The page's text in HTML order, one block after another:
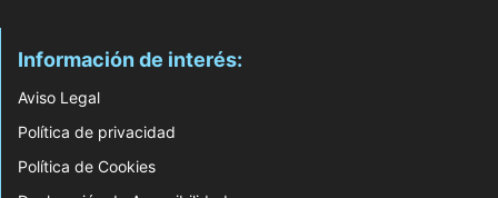
Información de interés:
Aviso Legal
Política de privacidad
Política de Cookies